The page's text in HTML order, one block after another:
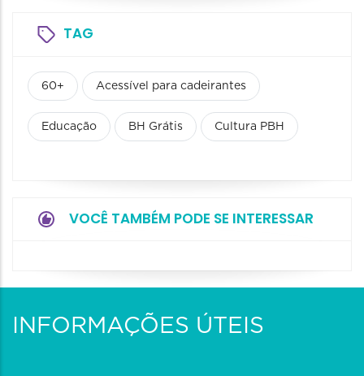
TAG
60+ Acessível para cadeirantes
Educação BH Grátis Cultura PBH
VOCÊ TAMBÉM PODE SE INTERESSAR
INFORMAÇÕES ÚTEIS